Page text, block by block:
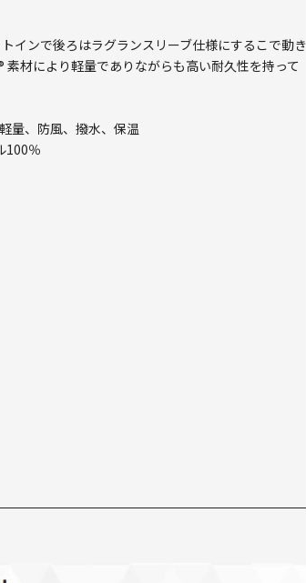
インで後ろはラグランスリーブ仕様にするこで動き
材により軽量でありながらも高い耐久性を持って
量、防風、撥水、保温
100％